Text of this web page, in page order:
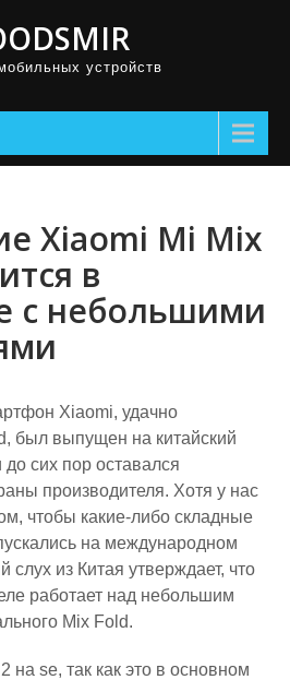
устройств
Xiaomi Mi Mix
в
с небольшими
Xiaomi, удачно
был выпущен на китайский
сих пор оставался
производителя. Хотя у нас
чтобы какие-либо складные
на международном
слух из Китая утверждает, что
работает над небольшим
Mix Fold.
на se, так как это в основном